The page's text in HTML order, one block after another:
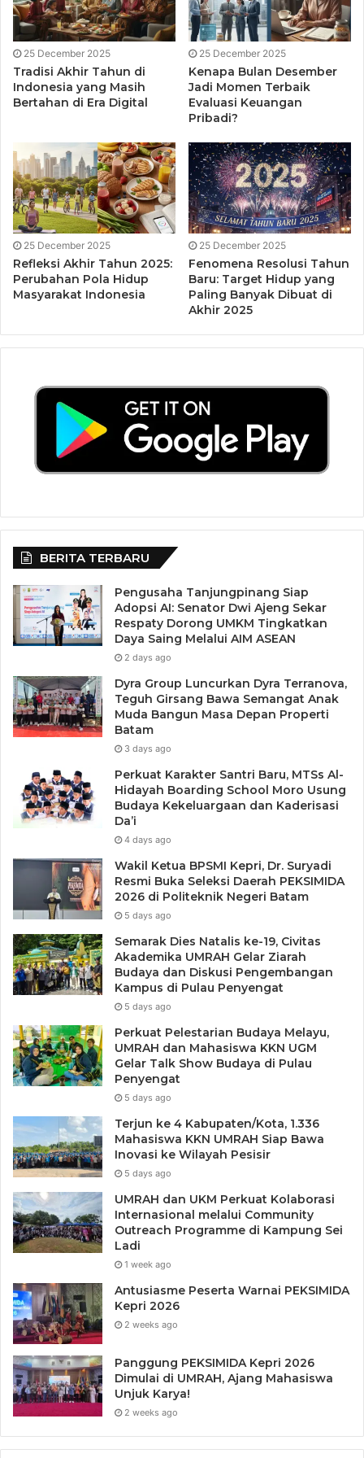
5. Perbanyak Minum Air Putih
Air putih sangat penting untuk metabolisme tubuh dan
membantu proses detoksifikasi. Pastikan untuk minum
minimal 8 gelas air putih per hari agar tubuh tetap
6. Kurangi Makanan Olahan
dan Junk Food
Makanan olahan dan junk food sering mengandung banyak
lemak jenuh, garam, dan bahan pengawet yang tidak baik
bagi kesehatan. Usahakan untuk lebih banyak
mengonsumsi makanan alami dan segar.
7. Makan dalam Porsi yang
Mengatur porsi makan sangat penting untuk menjaga berat
badan. Hindari makan berlebihan dengan menggunakan
piring yang lebih kecil atau mengukur porsi dengan
tangan.
8. Jangan Melewatkan
Sarapan
membantu mengontrol rasa lapar di siang hari. Pilih
sarapan yang mengandung protein dan serat, seperti telur,
roti gandum, atau yogurt dengan buah.
9. Makan dengan Perlahan
dan Sadar
Makan dengan terburu-buru bisa membuat seseorang
makan lebih banyak dari yang dibutuhkan. Nikmati
makanan secara perlahan dan kunyah dengan baik agar
tubuh lebih mudah mengenali rasa kenyang.
10. Buat Jadwal Makan yang
Teratur
Makan secara teratur membantu menjaga metabolisme
tetap stabil dan mencegah keinginan untuk makan
berlebihan. Idealnya, makan tiga kali sehari dengan dua
camilan sehat di antara waktu makan utama.
Kesimpulan
Pola makan sehat tidak berarti harus melakukan diet ketat,
tetapi lebih kepada memilih makanan bergizi dan
mengontrol porsi makan. Dengan menerapkan tips di atas,
Anda bisa menjaga berat badan ideal serta meningkatkan
kesehatan secara keseluruhan. Mulailah dari kebiasaan
kecil dan jadikan pola makan sehat sebagai bagian dari
gaya hidup sehari-hari.
25 December 2025
Tradisi Akhir Tahun di
Indonesia yang Masih
Bertahan di Era Digital
25 December 2025
Kenapa Bulan Desember
Jadi Momen Terbaik
Evaluasi Keuangan
Pribadi?
25 December 2025
Refleksi Akhir Tahun 2025:
Perubahan Pola Hidup
Masyarakat Indonesia
25 December 2025
Fenomena Resolusi Tahun
Baru: Target Hidup yang
Paling Banyak Dibuat di
Akhir 2025
BERITA TERBARU
Pengusaha Tanjungpinang Siap
Adopsi AI: Senator Dwi Ajeng Sekar
Respaty Dorong UMKM Tingkatkan
Daya Saing Melalui AIM ASEAN
2 days ago
Dyra Group Luncurkan Dyra Terranova,
Teguh Girsang Bawa Semangat Anak
Muda Bangun Masa Depan Properti
Batam
3 days ago
Perkuat Karakter Santri Baru, MTSs Al-
Hidayah Boarding School Moro Usung
Budaya Kekeluargaan dan Kaderisasi
Da’i
4 days ago
Wakil Ketua BPSMI Kepri, Dr. Suryadi
Resmi Buka Seleksi Daerah PEKSIMIDA
2026 di Politeknik Negeri Batam
5 days ago
Semarak Dies Natalis ke-19, Civitas
Akademika UMRAH Gelar Ziarah
Budaya dan Diskusi Pengembangan
Kampus di Pulau Penyengat
5 days ago
Perkuat Pelestarian Budaya Melayu,
UMRAH dan Mahasiswa KKN UGM
Gelar Talk Show Budaya di Pulau
Penyengat
5 days ago
Terjun ke 4 Kabupaten/Kota, 1.336
Mahasiswa KKN UMRAH Siap Bawa
Inovasi ke Wilayah Pesisir
5 days ago
UMRAH dan UKM Perkuat Kolaborasi
Internasional melalui Community
Outreach Programme di Kampung Sei
Ladi
1 week ago
Antusiasme Peserta Warnai PEKSIMIDA
Kepri 2026
2 weeks ago
Panggung PEKSIMIDA Kepri 2026
Dimulai di UMRAH, Ajang Mahasiswa
Unjuk Karya!
2 weeks ago